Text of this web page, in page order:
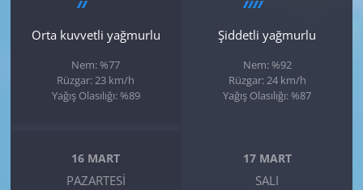
Orta kuvvetli yağmurlu
Nem: %77
Rüzgar: 23 km/h
Yağış Olasılığı: %89
Şiddetli yağmurlu
Nem: %92
Rüzgar: 24 km/h
Yağış Olasılığı: %87
16 MART
PAZARTESI
17 MART
SALI